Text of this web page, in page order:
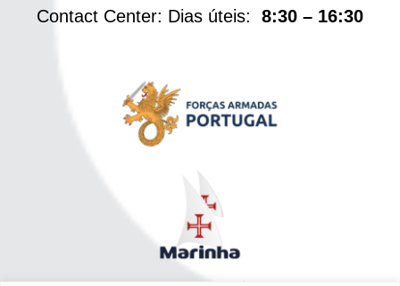
Contact Center: Dias úteis: 8:30 – 16:30